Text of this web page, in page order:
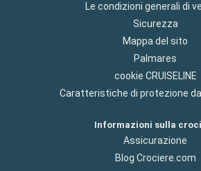
Le condizioni generali di
Sicurezza
Mappa del sito
Palmares
cookie CRUISELINE
Caratteristiche di protezione
Informazioni sulla
Assicurazione
Blog Crociere.com